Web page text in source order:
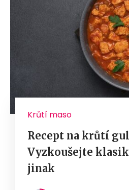
Krůtí maso
Recept na krůtí
Vyzkoušejte
jinak